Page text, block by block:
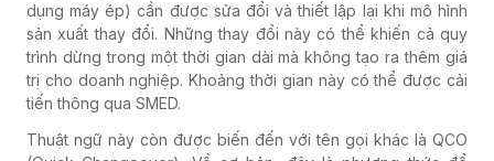
dụng máy ép) cần được sửa đổi và thiết lập lại khi mô hình
sản xuất thay đổi. Những thay đổi này có thể khiến cả quy
trình dừng trong một thời gian dài mà không tạo ra thêm giá
trị cho doanh nghiệp. Khoảng thời gian này có thể được cải
tiến thông qua SMED.
Thuật ngữ này còn được biến đến với tên gọi khác là QCO